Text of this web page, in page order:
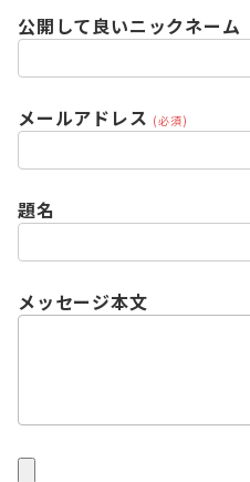
公開して良いニックネーム
メールアドレス (必須)
題名
メッセージ本文